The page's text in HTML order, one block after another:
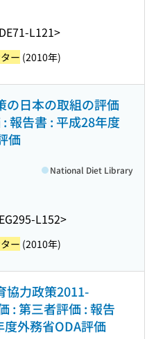
L121>
ー (2010年)
の日本の取組の評価
報告書 : 平成28年度
価
L152>
National Diet Library
ー (2010年)
協力政策2011-
: 第三者評価 : 報告
度外務省ODA評価